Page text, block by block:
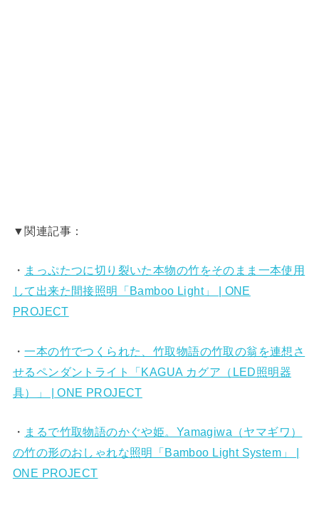
▼関連記事：
・ まっぷたつに切り裂いた本物の竹をそのまま一本使用
して出来た間接照明「Bamboo Light」 | ONE
PROJECT
・一本の竹でつくられた、竹取物語の竹取の翁を連想さ
せるペンダントライト「KAGUA カグア（LED照明器
具）」 | ONE PROJECT
・ まるで竹取物語のかぐや姫。Yamagiwa（ヤマギワ）
の竹の形のおしゃれな照明「Bamboo Light System」 |
ONE PROJECT